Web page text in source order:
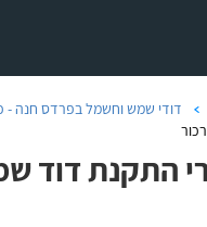
דודי שמש וחשמל בפרדס חנה -
התקנת דוד